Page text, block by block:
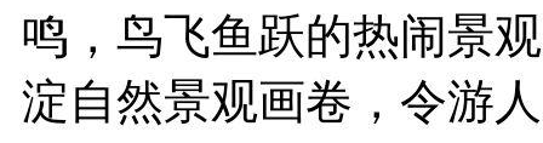
鸣，鸟飞鱼跃的热闹景
淀自然景观画卷，令游